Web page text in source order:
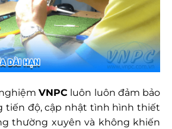
VNPC luôn luôn đảm bảo
tiến độ, cập nhật tình hình thiết
thường xuyên và không khiến